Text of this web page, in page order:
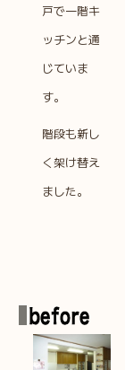
戸で一階キ
ッチンと通
じていま
す。
階段も新し
く架け替え
ました。